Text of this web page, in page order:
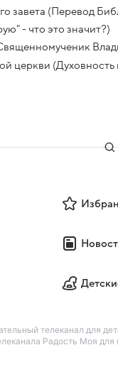
завета (Перевод
- что это значит?)
церкви
телеканал для
Радость Моя для